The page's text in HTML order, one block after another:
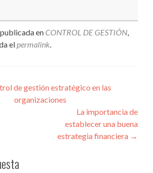
en CONTROL DE GESTIÓN,
elpermalink.
de gestión estratégico en las
organizaciones
La importancia de
establecer una buena
estrategia financiera →